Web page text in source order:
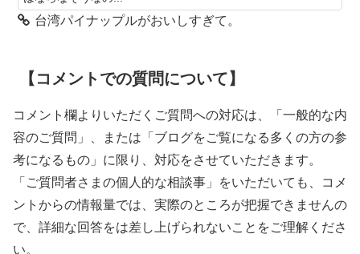
台湾パイナップルがおいしすぎて。
【コメントでの質問について】
コメント欄よりいただくご質問への対応は、「一般的な内
容のご質問」、または「ブログをご覧になる多くの方の参
考になるもの」に限り、対応をさせていただきます。
「ご質問者さまの個人的な相談事」をいただいても、コメ
ントからの情報量では、実際のところが把握できませんの
で、詳細な回答をは差し上げられないことをご理解くださ
い。